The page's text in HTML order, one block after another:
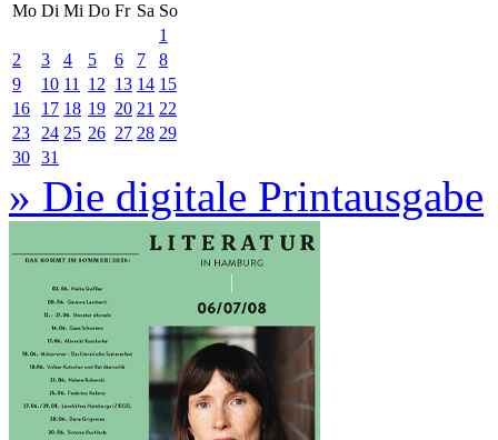
Mo Di Mi Do Fr Sa So
1
2
3 4 5 6 7
8
9
10 11 12 13 14 15
16
17 18 19 20 21 22
23
24 25 26 27 28 29
30 31
» Die digitale Printausgabe